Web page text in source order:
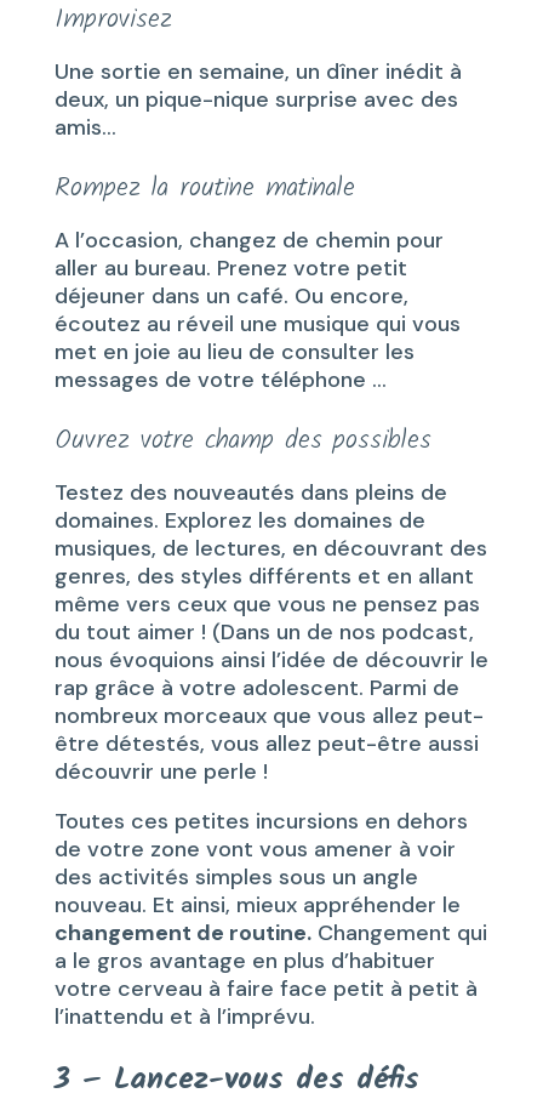
Improvisez
Une sortie en semaine, un dîner inédit à
deux, un pique-nique surprise avec des
amis…
Rompez la routine matinale
A l’occasion, changez de chemin pour
aller au bureau. Prenez votre petit
déjeuner dans un café. Ou encore,
écoutez au réveil une musique qui vous
met en joie au lieu de consulter les
messages de votre téléphone …
Ouvrez votre champ des possibles
Testez des nouveautés dans pleins de
domaines. Explorez les domaines de
musiques, de lectures, en découvrant des
genres, des styles différents et en allant
même vers ceux que vous ne pensez pas
du tout aimer ! (Dans un de nos podcast,
nous évoquions ainsi l’idée de découvrir le
rap grâce à votre adolescent. Parmi de
nombreux morceaux que vous allez peut-
être détestés, vous allez peut-être aussi
découvrir une perle !
Toutes ces petites incursions en dehors
de votre zone vont vous amener à voir
des activités simples sous un angle
nouveau. Et ainsi, mieux appréhender le
changement de routine.Changement qui
a le gros avantage en plus d’habituer
votre cerveau à faire face petit à petit à
l’inattendu et à l’imprévu.
3 – Lancez-vous des défis